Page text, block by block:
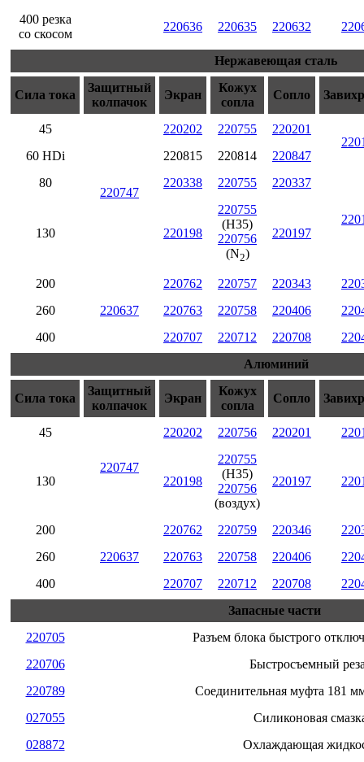
400 резка
со скосом
220636 220635 220632
Нержавеющая сталь
Сила тока
Защитный
колпачок
Экран
Кожух
сопла
Сопло
45
220747
220202 220755
220201
60 HDi
220815 220814
220847
80
220338 220755 220337
130
220198
220755
(H35)
220756
(N2)
220197
200
220637
220762 220757 220343
260
220763 220758 220406
400
220707 220712 220708
Алюминий
Сила тока
Защитный
колпачок
Экран
Кожух
сопла
Сопло
45
220747
220202 220756 220201
130 220198
220755
(H35)
220756
(воздух)
220197
200
220637
220762 220759 220346
260
220763 220758 220406
400
220707 220712 220708
Запасные части
220705
Разъем блока быстрого
220706
Быстросъемный
220789
Соединительная муфта 181
027055
Силиконовая
028872
Охлаждающая